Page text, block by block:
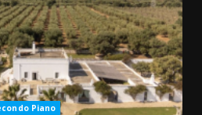
Piano